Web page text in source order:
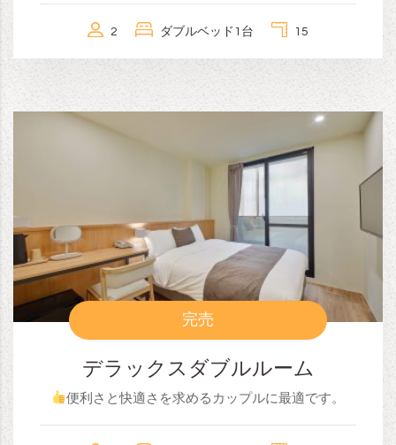
2 ダブルベッド1台 15
完売
デラックスダブルルーム
便利さと快適さを求めるカップルに最適です。